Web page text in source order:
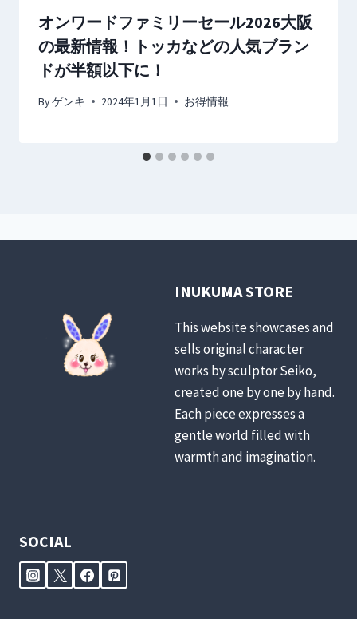
オンワードファミリーセール2026大阪
の最新情報！トッカなどの人気ブラン
ドが半額以下に！
Byゲンキ 2024年1月1日 お得情報
INUKUMA STORE
This website showcases and
sells original character
works by sculptor Seiko,
created one by one by hand.
Each piece expresses a
gentle world filled with
warmth and imagination.
SOCIAL